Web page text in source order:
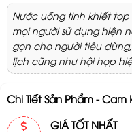
Nước uống tinh khiết
mọi người sử dụng hiện
gọn cho người tiêu
lịch cũng như hội họp
Chi Tiết Sản Phẩm - Cam
GIÁ TỐT NHẤT